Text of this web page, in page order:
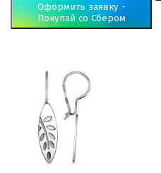
Оформить заявку -
Покупай со Сбером